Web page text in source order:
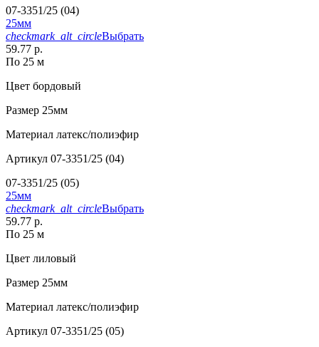
07-3351/25 (04)
25мм
checkmark_alt_circleВыбрать
59.77 р.
По 25 м
Цвет бордовый
Размер 25мм
Материал латекс/полиэфир
Артикул 07-3351/25 (04)
07-3351/25 (05)
25мм
checkmark_alt_circleВыбрать
59.77 р.
По 25 м
Цвет лиловый
Размер 25мм
Материал латекс/полиэфир
Артикул 07-3351/25 (05)